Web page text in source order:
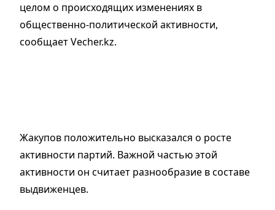
целом о происходящих изменениях в
общественно-политической активности,
сообщает Vecher.kz.
Жакупов положительно высказался о росте
активности партий. Важной частью этой
активности он считает разнообразие в составе
выдвиженцев.